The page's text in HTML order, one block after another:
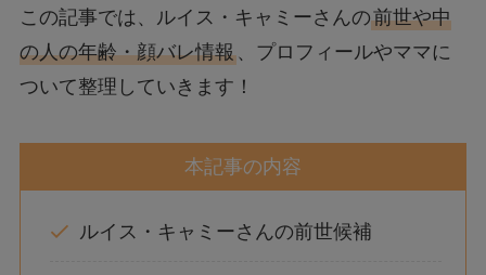
この記事では、ルイス・キャミーさんの前世や中
の人の年齢・顔バレ情報、プロフィールやママに
ついて整理していきます！
本記事の内容
ルイス・キャミーさんの前世候補